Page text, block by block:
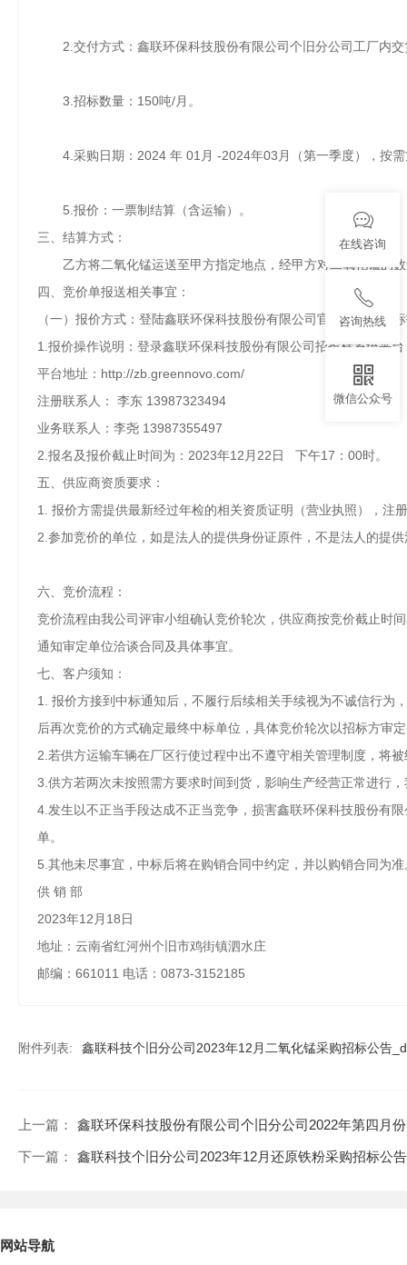
2.交付方式：鑫联环保科技股份有限公司个旧分公司工厂内交
3.招标数量：150吨/月。
4.采购日期：2024 年 01月 -2024年03月（第一季度），按
5.报价：一票制结算（含运输）。
三、结算方式：
乙方将二氧化锰运送至甲方指定地点，经甲方对二氧化锰的
四、竞价单报送相关事宜：
（一）报价方式：登陆鑫联环保科技股份有限公司官网招进行投
1.报价操作说明：登录鑫联环保科技股份有限公司招投标系统
平台地址： http://zb.greennovo.com/
注册联系人： 李东 13987323494
业务联系人： 李尧 13987355497
2.报名及报价截止时间为：2023年12月22日 下午17：00时。
五、供应商资质要求：
1. 报价方需提供最新经过年检的相关资质证明（营业执照），注
2.参加竞价的单位，如是法人的提供身份证原件，不是法人的提
六、竞价流程：
竞价流程由我公司评审小组确认竞价轮次，供应商按竞价截止时
通知审定单位洽谈合同及具体事宜。
七、客户须知：
1. 报价方接到中标通知后，不履行后续相关手续视为不诚信行为
后再次竞价的方式确定最终中标单位，具体竞价轮次以招标方审
2.若供方运输车辆在厂区行使过程中出不遵守相关管理制度，将
3.供方若两次未按照需方要求时间到货，影响生产经营正常进行
4.发生以不正当手段达成不正当竞争，损害鑫联环保科技股份有
单。
5.其他未尽事宜，中标后将在购销合同中约定，并以购销合同为准
供 销 部
2023年12月18日
地址：云南省红河州个旧市鸡街镇泗水庄
邮编： 661011 电话：0873-3152185
附件列表: 鑫联科技个旧分公司2023年12月二氧化锰采购招标公告
上一篇： 鑫联环保科技股份有限公司个旧分公司2022年第四月
下一篇： 鑫联科技个旧分公司2023年12月还原铁粉采购招标公告
网站导航
在线咨询
咨询热线
微信公众号